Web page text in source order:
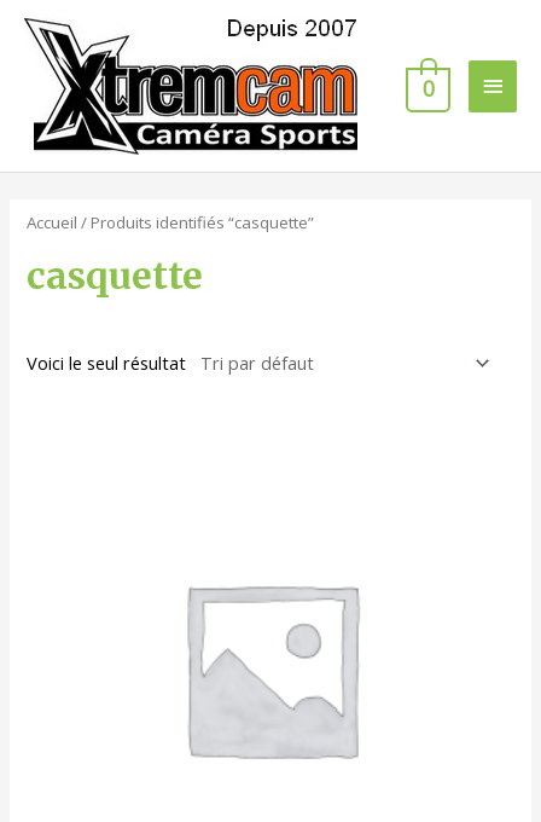
0
Accueil / Produits identifiés “casquette”
casquette
Voici le seul résultat